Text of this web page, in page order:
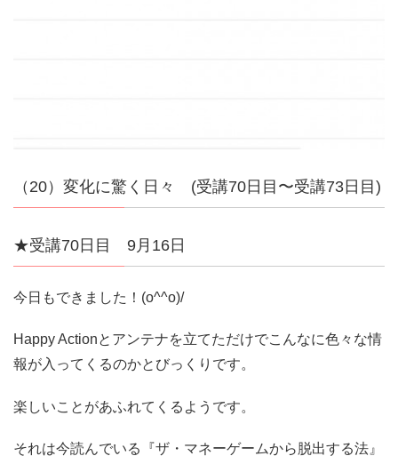
（20）変化に驚く日々 (受講70日目〜受講73日目)
★受講70日目 9月16日
今日もできました！(o^^o)/
Happy Actionとアンテナを立てただけでこんなに色々な情
報が入ってくるのかとびっくりです。
楽しいことがあふれてくるようです。
それは今読んでいる『ザ・マネーゲームから脱出する法』